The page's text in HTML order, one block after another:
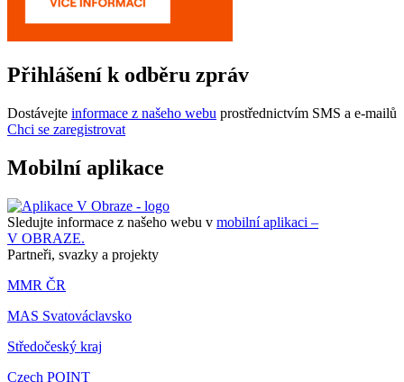
Přihlášení k odběru zpráv
Dostávejte informace z našeho webu prostřednictvím SMS a e-mailů
Chci se zaregistrovat
Mobilní aplikace
Sledujte informace z našeho webu v mobilní aplikaci –
V OBRAZE.
Partneři, svazky a projekty
MMR ČR
MAS Svatováclavsko
Středočeský kraj
Czech POINT